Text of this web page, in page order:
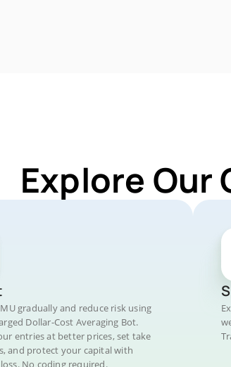
Explore Our
gradually and reduce risk using
Dollar-Cost Averaging Bot.
entries at better prices, set take
and protect your capital with
No coding required.